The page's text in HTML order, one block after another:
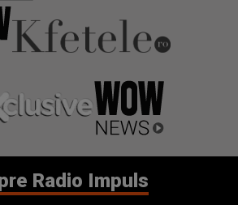
Radio Impuls